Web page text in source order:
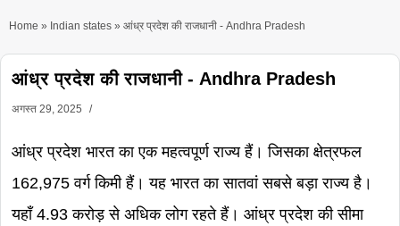
Home » Indian states » आंध्र प्रदेश की राजधानी - Andhra Pradesh
आंध्र प्रदेश की राजधानी - Andhra Pradesh
अगस्त 29, 2025
आंध्र प्रदेश भारत का एक महत्वपूर्ण राज्य हैं। जिसका क्षेत्रफल
162,975 वर्ग किमी हैं। यह भारत का सातवां सबसे बड़ा राज्य है।
यहाँ 4.93 करोड़ से अधिक लोग रहते हैं। आंध्र प्रदेश की सीमा